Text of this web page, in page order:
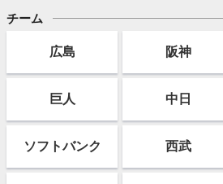
チーム
広島 阪神
巨人 中日
ソフトバンク 西武